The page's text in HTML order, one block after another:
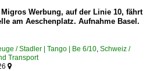
Migros Werbung, auf der Linie 10, fährt
am Aeschenplatz. Aufnahme Basel.
/ Stadler | Tango | Be 6/10, Schweiz /
Transport
